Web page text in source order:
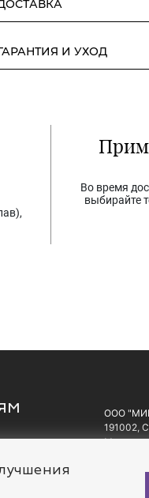
И УХОД
Во время
выбирайте
ООО
191002,